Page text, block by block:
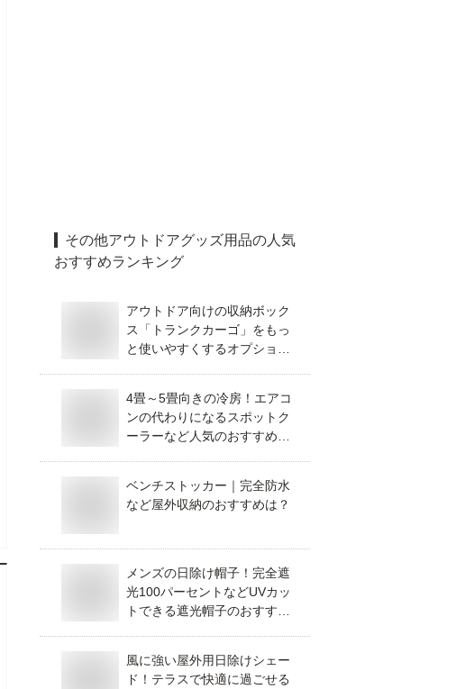
その他アウトドアグッズ用品の人気
おすすめランキング
アウトドア向けの収納ボック
ス「トランクカーゴ」をもっ
と使いやすくするオプション
4畳～5畳向きの冷房！エアコ
ンの代わりになるスポットク
ーラーなど人気のおすすめ
ベンチストッカー｜完全防水
など屋外収納のおすすめは？
メンズの日除け帽子！完全遮
光100パーセントなどUVカッ
トできる遮光帽子のおすすめ
風に強い屋外用日除けシェー
ド！テラスで快適に過ごせる